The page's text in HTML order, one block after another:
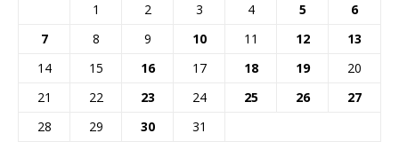
1
2 3 4 5
6
7
8 9 10 11 12
13
14
15 16 17 18 19
20
21
22 23 24 25 26
27
28
29 30 31